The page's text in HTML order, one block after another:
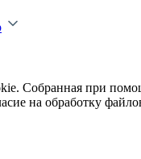
Собранная при
на обработку